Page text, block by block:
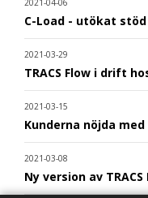
C-Load - utökat
2021-03-29
TRACS Flow i drift
2021-03-15
Kunderna nöjda
2021-03-08
Ny version av TRACS